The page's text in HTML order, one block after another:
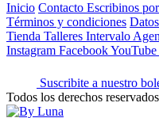
Inicio Contacto Escribinos
Términos y condiciones
Tienda Talleres Intervalo
Instagram FacebookYouTube
Suscribite a nuestro
Todos los derechos